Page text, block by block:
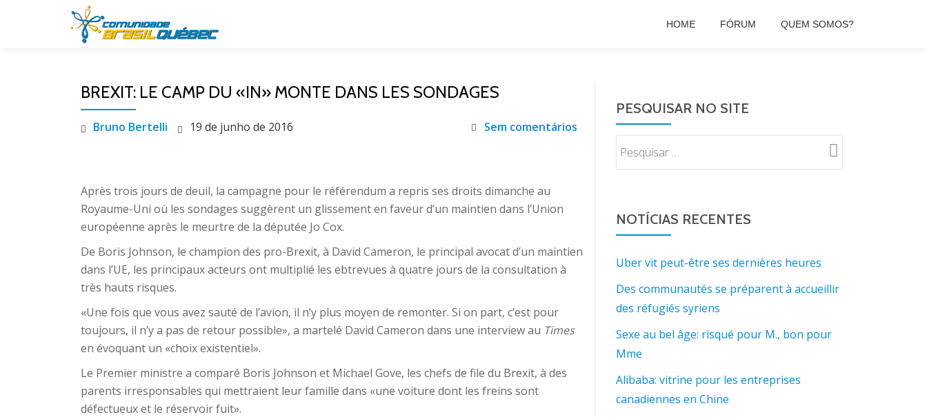
HOME FÓRUM QUEM SOMOS?
BREXIT: LE CAMP DU «IN» MONTE DANS LES SONDAGES
Bruno Bertelli 19 de junho de 2016 Sem comentários
Après trois jours de deuil, la campagne pour le référendum a repris ses droits dimanche au
Royaume-Uni où les sondages suggèrent un glissement en faveur d’un maintien dans l’Union
européenne après le meurtre de la députée Jo Cox.
De Boris Johnson, le champion des pro-Brexit, à David Cameron, le principal avocat d’un maintien
dans l’UE, les principaux acteurs ont multiplié les ebtrevues à quatre jours de la consultation à
très hauts risques.
«Une fois que vous avez sauté de l’avion, il n’y plus moyen de remonter. Si on part, c’est pour
toujours, il n’y a pas de retour possible», a martelé David Cameron dans une interview au Times
en évoquant un «choix existentiel».
Le Premier ministre a comparé Boris Johnson et Michael Gove, les chefs de file du Brexit, à des
parents irresponsables qui mettraient leur famille dans «une voiture dont les freins sont
défectueux et le réservoir fuit».
PESQUISAR NO SITE
NOTÍCIAS RECENTES
Uber vit peut-être ses dernières heures
Des communautés se préparent à accueillir
des réfugiés syriens
Sexe au bel âge: risqué pour M., bon pour
Mme
Alibaba: vitrine pour les entreprises
canadiennes en Chine